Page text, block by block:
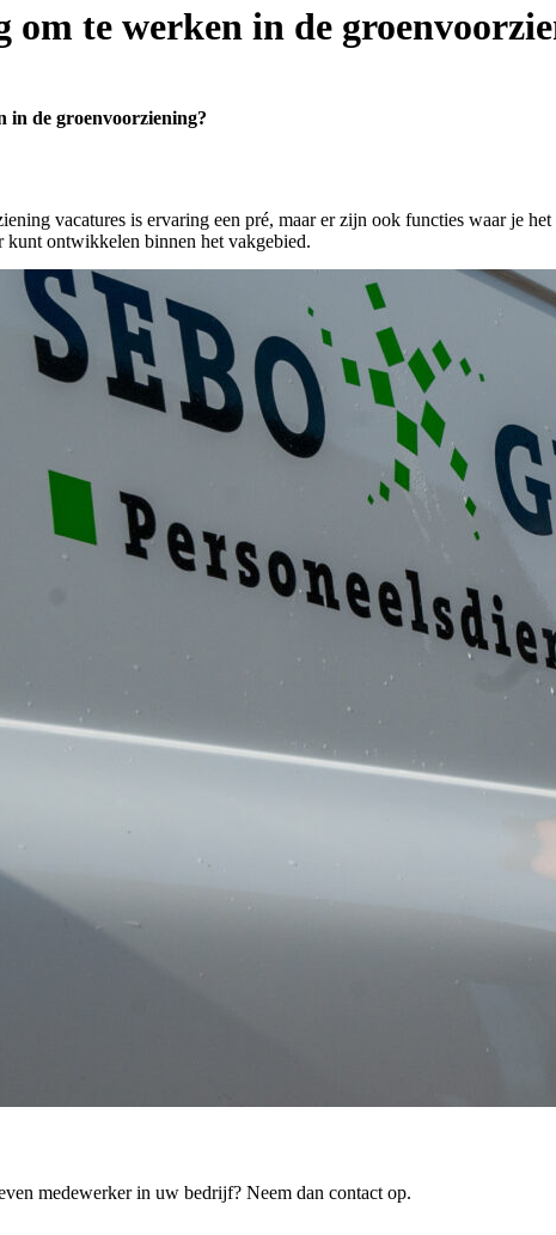
te werken in de
in de groenvoorziening?
vacatures is ervaring een pré, maar er zijn ook functies waar je
kunt ontwikkelen binnen het vakgebied.
medewerker in uw bedrijf? Neem dan contact op.